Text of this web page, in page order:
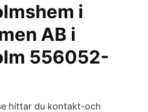
i
AB i
556052-
hittar du kontakt-och